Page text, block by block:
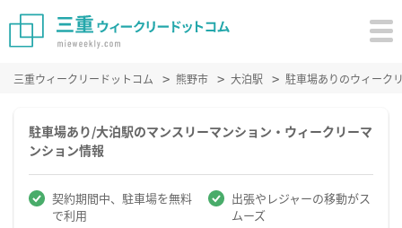
三重ウィークリードットコム 熊野市 大泊駅 駐車場ありのウィーク
駐車場あり/大泊駅のマンスリーマンション・ウィークリーマ
ンション情報
契約期間中、駐車場を無料
で利用
出張やレジャーの移動がス
ムーズ